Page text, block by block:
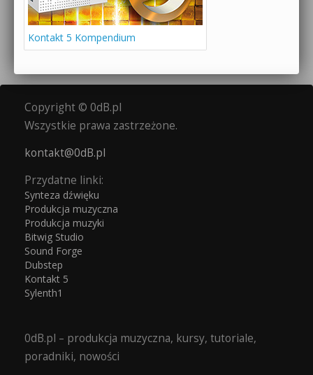
Kontakt 5 Kompendium
Copyright © 0dB.pl
Wszystkie prawa zastrzeżone.
kontakt@0dB.pl
Przydatne linki:
Synteza dźwięku
Produkcja muzyczna
Produkcja muzyki
Bitwig Studio
Sound Forge
Dubstep
Kontakt 5
Sylenth1
0dB.pl – produkcja muzyczna, kursy, tutoriale,
poradniki, nowości